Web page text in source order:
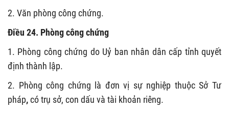
2. Văn phòng công chứng.
Điều 24. Phòng công chứng
1. Phòng công chứng do Uỷ ban nhân dân cấp tỉnh quyết
định thành lập.
2. Phòng công chứng là đơn vị sự nghiệp thuộc Sở Tư
pháp,có trụ sở, con dấu và tài khoản riêng.